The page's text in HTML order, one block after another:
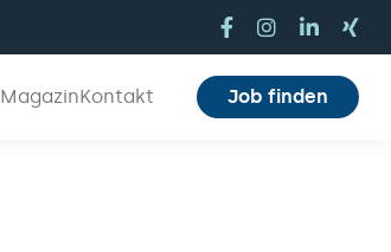
MagazinKontakt Job finden